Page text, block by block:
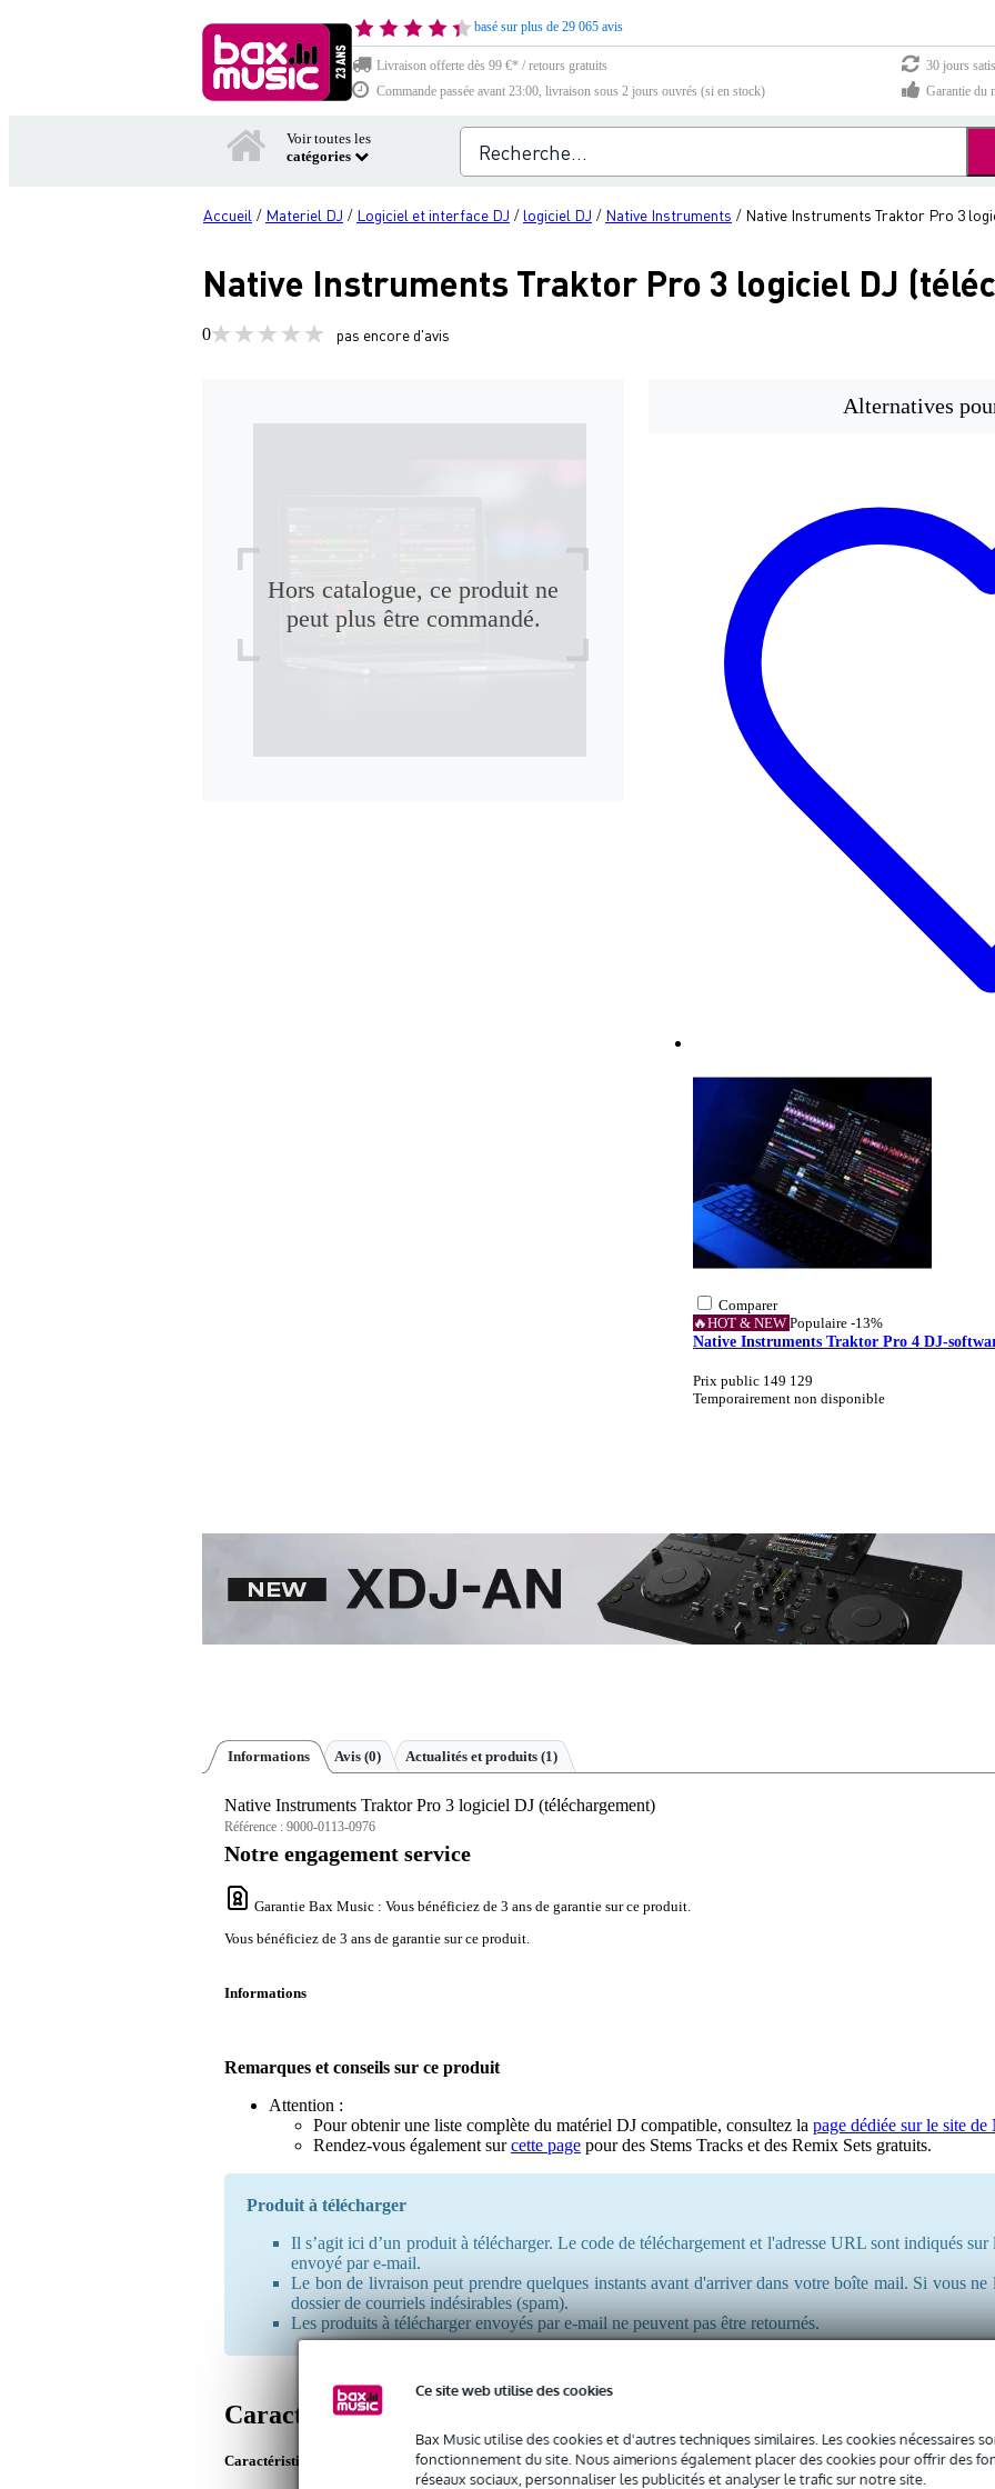
Ce site web utilise des cookies
Bax Music utilise des cookies et d'autres techniques similaires. Les cookies nécessaires
fonctionnement du site. Nous aimerions également placer des cookies pour offrir des
réseaux sociaux, personnaliser les publicités et analyser le trafic sur notre site.
basé sur plus de 29 065 avis
Livraison offerte dès 99 €* / retours gratuits
30 jours
Commande passée avant 23:00, livraison sous 2 jours ouvrés (si en stock)
Garantie du
Voir toutes les
catégories
Accueil / Materiel DJ / Logiciel et interface DJ /logiciel DJ / Native Instruments / Native Instruments Traktor Pro 3
Native Instruments Traktor Pro 3 logiciel DJ
0 pas encore d'avis
Hors catalogue, ce produit ne
peut plus être commandé.
Alternatives
Comparer
🔥HOT & NEW Populaire -13%
Native Instruments Traktor Pro 4 DJ-
Prix public 149 129
Temporairement non disponible
Informations Avis (0) Actualités et produits (1)
Native Instruments Traktor Pro 3 logiciel DJ (téléchargement)
Référence : 9000-0113-0976
Notre engagement service
Garantie Bax Music : Vous bénéficiez de 3 ans de garantie sur ce produit.
Vous bénéficiez de 3 ans de garantie sur ce produit.
Informations
Remarques et conseils sur ce produit
Attention :
Pour obtenir une liste complète du matériel DJ compatible, consultez la page dédiée sur le site
Rendez-vous également surcette page pour des Stems Tracks et des Remix Sets gratuits.
Produit à télécharger
Il s’agit ici d’un produit à télécharger. Le code de téléchargement et l'adresse URL sont indiqués
envoyé par e-mail.
Le bon de livraison peut prendre quelques instants avant d'arriver dans votre boîte mail. Si vous
dossier de courriels indésirables (spam).
Les produits à télécharger envoyés par e-mail ne peuvent pas être retournés.
Caractéristiques
Caractéristiques du produit